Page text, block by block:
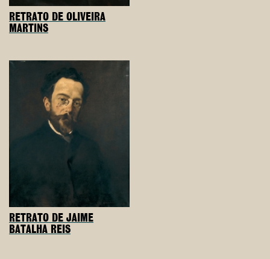
RETRATO DE OLIVEIRA
MARTINS
RETRATO DE JAIME
BATALHA REIS